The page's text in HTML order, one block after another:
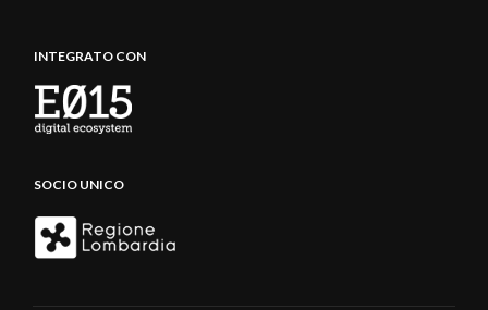
INTEGRATO CON
SOCIO UNICO